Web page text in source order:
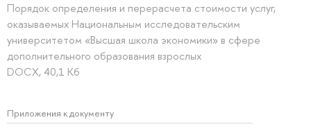
Порядок определения и перерасчета стоимости услуг,
оказываемых Национальным исследовательским
университетом «Высшая школа экономики» в сфере
дополнительного образования взрослых
DOCX, 40,1 Кб
Приложения к документу